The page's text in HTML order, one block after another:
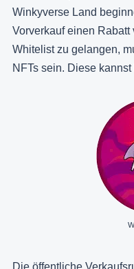
Winkyverse Land
Vorverkauf einen
Whitelist zu gelangen,
NFTs sein. Diese
Die öffentliche